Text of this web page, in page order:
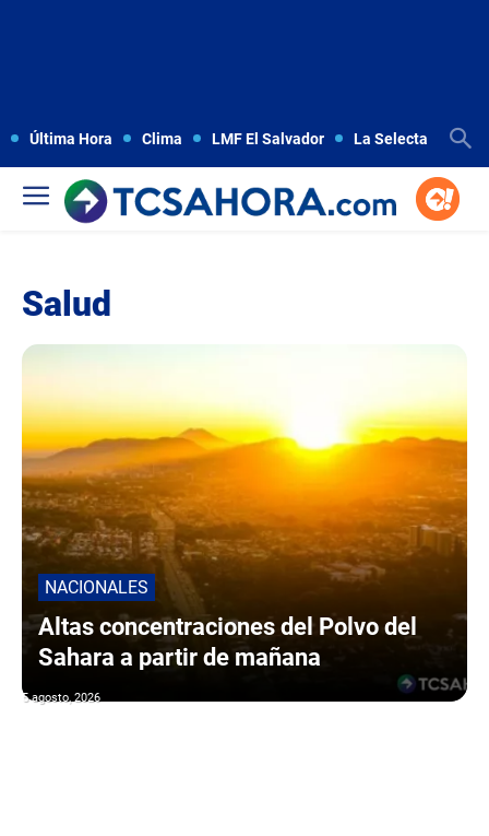
Última Hora Clima LMF El Salvador La Selecta
Salud
NACIONALES
Altas concentraciones del Polvo del
Sahara a partir de mañana
5 agosto, 2026